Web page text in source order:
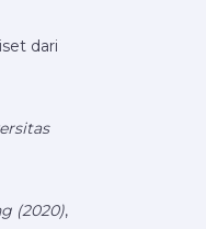
dari
(2020),